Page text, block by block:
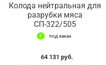
Колода нейтральная для
разрубки мяса
СП-322/505
под заказ
64 131 руб.